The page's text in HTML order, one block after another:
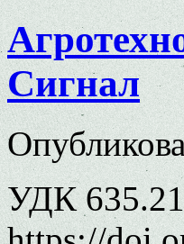
Сигнал
УДК